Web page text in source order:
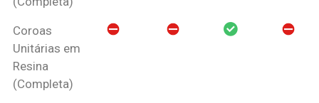
Coroas
Unitárias em
Resina
(Completa)